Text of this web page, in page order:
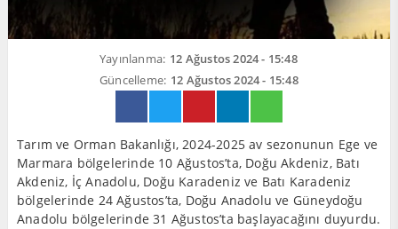
Yayınlanma: 12 Ağustos 2024 - 15:48
Güncelleme: 12 Ağustos 2024 - 15:48
Tarım ve Orman Bakanlığı, 2024-2025 av sezonunun Ege ve
Marmara bölgelerinde 10 Ağustos’ta, Doğu Akdeniz, Batı
Akdeniz, İç Anadolu, Doğu Karadeniz ve Batı Karadeniz
bölgelerinde 24 Ağustos’ta, Doğu Anadolu ve Güneydoğu
Anadolu bölgelerinde 31 Ağustos’ta başlayacağını duyurdu.